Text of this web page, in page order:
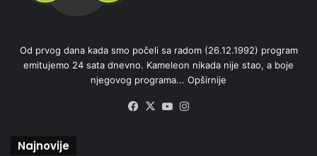
Od prvog dana kada smo počeli sa radom (26.12.1992) program
emitujemo 24 sata dnevno. Kameleon nikada nije stao, a boje
njegovog programa... Opširnije
Facebook
X YouTube
Najnovije